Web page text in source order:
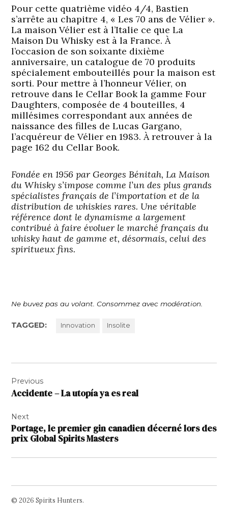
Pour cette quatrième vidéo 4/4, Bastien
s’arrête au chapitre 4, « Les 70 ans de Vélier ».
La maison Vélier est à l’Italie ce que La
Maison Du Whisky est à la France. À
l’occasion de son soixante dixième
anniversaire, un catalogue de 70 produits
spécialement embouteillés pour la maison est
sorti. Pour mettre à l’honneur Vélier, on
retrouve dans le Cellar Book la gamme Four
Daughters, composée de 4 bouteilles, 4
millésimes correspondant aux années de
naissance des filles de Lucas Gargano,
l’acquéreur de Vélier en 1983. À retrouver à la
page 162 du Cellar Book.
Fondée en 1956 par Georges Bénitah, La Maison
du Whisky s’impose comme l’un des plus grands
spécialistes français de l’importation et de la
distribution de whiskies rares. Une véritable
référence dont le dynamisme a largement
contribué à faire évoluer le marché français du
whisky haut de gamme et, désormais, celui des
spiritueux fins.
Ne buvez pas au volant. Consommez avec modération.
TAGGED: Innovation Insolite
de
l’article
Previous
Accidente – La utopía ya es real
Next
Portage, le premier gin canadien décerné lors des
prix Global Spirits Masters
© 2026 Spirits Hunters.